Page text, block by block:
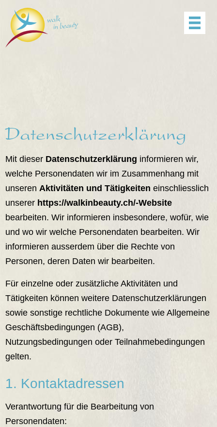
Datenschutzerklärung
Mit dieser Datenschutzerklärung informieren wir,
welche Personendaten wir im Zusammenhang mit
unserenAktivitäten und Tätigkeiten einschliesslich
unserer https://walkinbeauty.ch/-Website
bearbeiten. Wir informieren insbesondere, wofür, wie
und wo wir welche Personendaten bearbeiten. Wir
informieren ausserdem über die Rechte von
Personen, deren Daten wir bearbeiten.
Für einzelne oder zusätzliche Aktivitäten und
Tätigkeiten können weitere Datenschutzerklärungen
sowie sonstige rechtliche Dokumente wie Allgemeine
Geschäftsbedingungen (AGB),
Nutzungsbedingungen oder Teilnahmebedingungen
gelten.
1. Kontaktadressen
Verantwortung für die Bearbeitung von
Personendaten:
Agenda